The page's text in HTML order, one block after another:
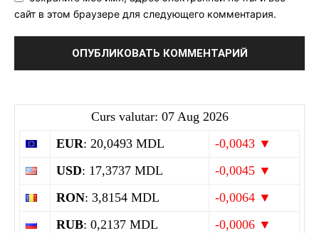
сайт в этом браузере для следующего комментария.
Curs valutar: 07 Aug 2026
EUR: 20,0493 MDL
-0,0043 ▼
USD: 17,3737 MDL
-0,0045 ▼
RON: 3,8154 MDL
-0,0064 ▼
RUB: 0,2137 MDL
-0,0006 ▼